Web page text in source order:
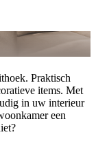
Praktisch
items. Met
in uw interieur
een